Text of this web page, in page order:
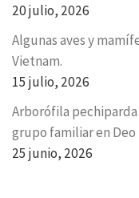
20 julio, 2026
Algunas aves y
Vietnam.
15 julio, 2026
Arborófila pechiparda
grupo familiar en
25 junio, 2026